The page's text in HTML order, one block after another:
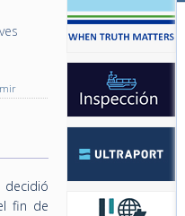
fin de